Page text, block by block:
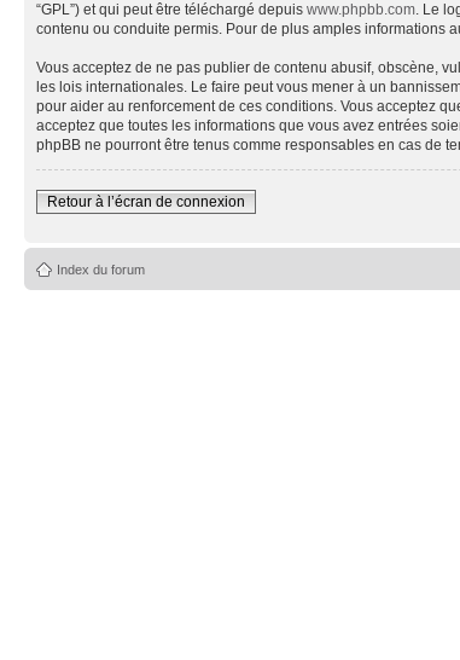
“GPL”) et qui peut être téléchargé depuis www.phpbb.com. Le
contenu ou conduite permis. Pour de plus amples informations
Vous acceptez de ne pas publier de contenu abusif, obscène,
les lois internationales. Le faire peut vous mener à un
pour aider au renforcement de ces conditions. Vous acceptez
acceptez que toutes les informations que vous avez entrées
phpBB ne pourront être tenus comme responsables en cas de
Retour à l’écran de connexion
Index du forum